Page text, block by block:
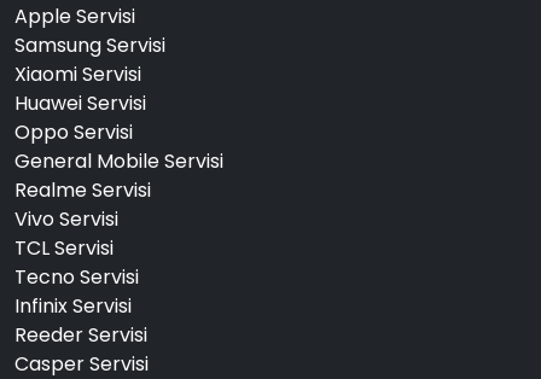
Apple Servisi
Samsung Servisi
Xiaomi Servisi
Huawei Servisi
Oppo Servisi
General Mobile Servisi
Realme Servisi
Vivo Servisi
TCL Servisi
Tecno Servisi
Infinix Servisi
Reeder Servisi
Casper Servisi